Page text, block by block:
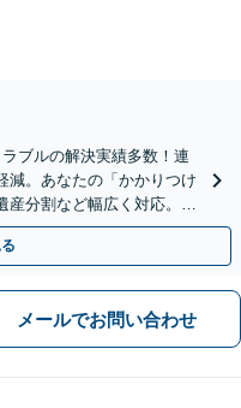
ブルの解決実績多数！連
減。あなたの「かかりつけ
産分割など幅広く対応。お
分無料】
メールでお問い合わせ